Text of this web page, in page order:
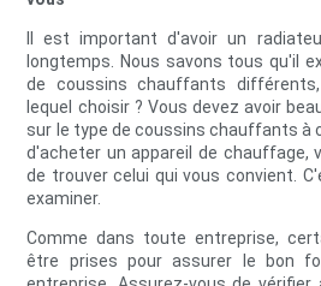
Il est important d'avoir un
longtemps. Nous savons tous qu'il
de coussins chauffants
lequel choisir ? Vous devez avoir
sur le type de coussins chauffants à
d'acheter un appareil de chauffage,
de trouver celui qui vous convient.
examiner.
Comme dans toute entreprise,
être prises pour assurer le bon